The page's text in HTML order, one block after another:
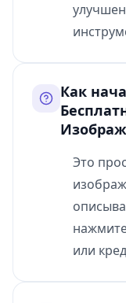
Как
Это
или